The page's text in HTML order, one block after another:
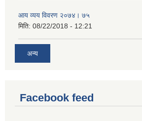
आय व्यय विवरण २०७४। ७५
मिति: 08/22/2018 - 12:21
अन्य
Facebook feed